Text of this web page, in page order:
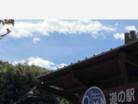
お得なチケ